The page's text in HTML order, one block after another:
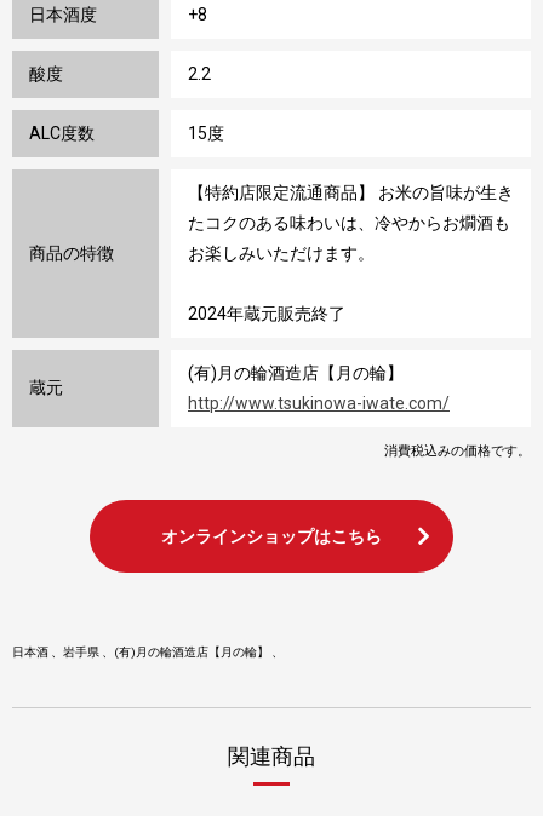
日本酒度 +8
酸度 2.2
ALC度数 15度
商品の特徴
【特約店限定流通商品】 お米の旨味が生き
たコクのある味わいは、冷やからお燗酒も
お楽しみいただけます。
2024年蔵元販売終了
蔵元
(有)月の輪酒造店【月の輪】
http://www.tsukinowa-iwate.com/
消費税込みの価格です。
オンラインショップはこちら
日本酒 岩手県 (有)月の輪酒造店【月の輪】
関連商品